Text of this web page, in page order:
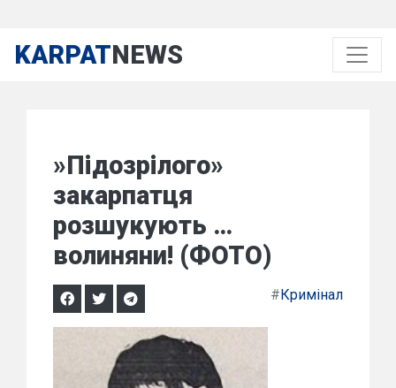
KARPATNEWS
»Підозрілого»
закарпатця
розшукують …
волиняни! (ФОТО)
#Кримінал